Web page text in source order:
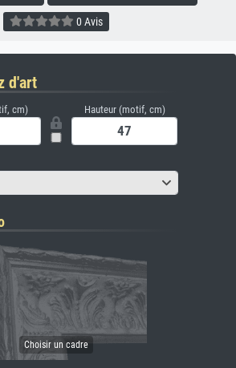
0 Avis
d'art
cm) Hauteur (motif, cm)